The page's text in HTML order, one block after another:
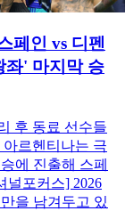
페인 vs 디펜
' 마지막 승
후 동료 선수들
르헨티나는 극
에 진출해 스페
널포커스] 2026
을 남겨두고 있